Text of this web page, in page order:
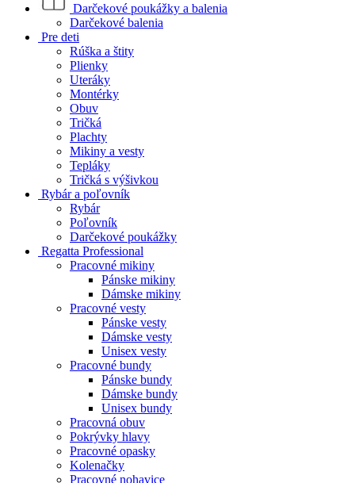
Darčekové poukážky a balenia
Darčekové balenia
Pre deti
Rúška a štity
Plienky
Uteráky
Montérky
Obuv
Tričká
Plachty
Mikiny a vesty
Tepláky
Tričká s výšivkou
Rybár a poľovník
Rybár
Poľovník
Darčekové poukážky
Regatta Professional
Pracovné mikiny
Pánske mikiny
Dámske mikiny
Pracovné vesty
Pánske vesty
Dámske vesty
Unisex vesty
Pracovné bundy
Pánske bundy
Dámske bundy
Unisex bundy
Pracovná obuv
Pokrývky hlavy
Pracovné opasky
Kolenačky
Pracovné nohavice